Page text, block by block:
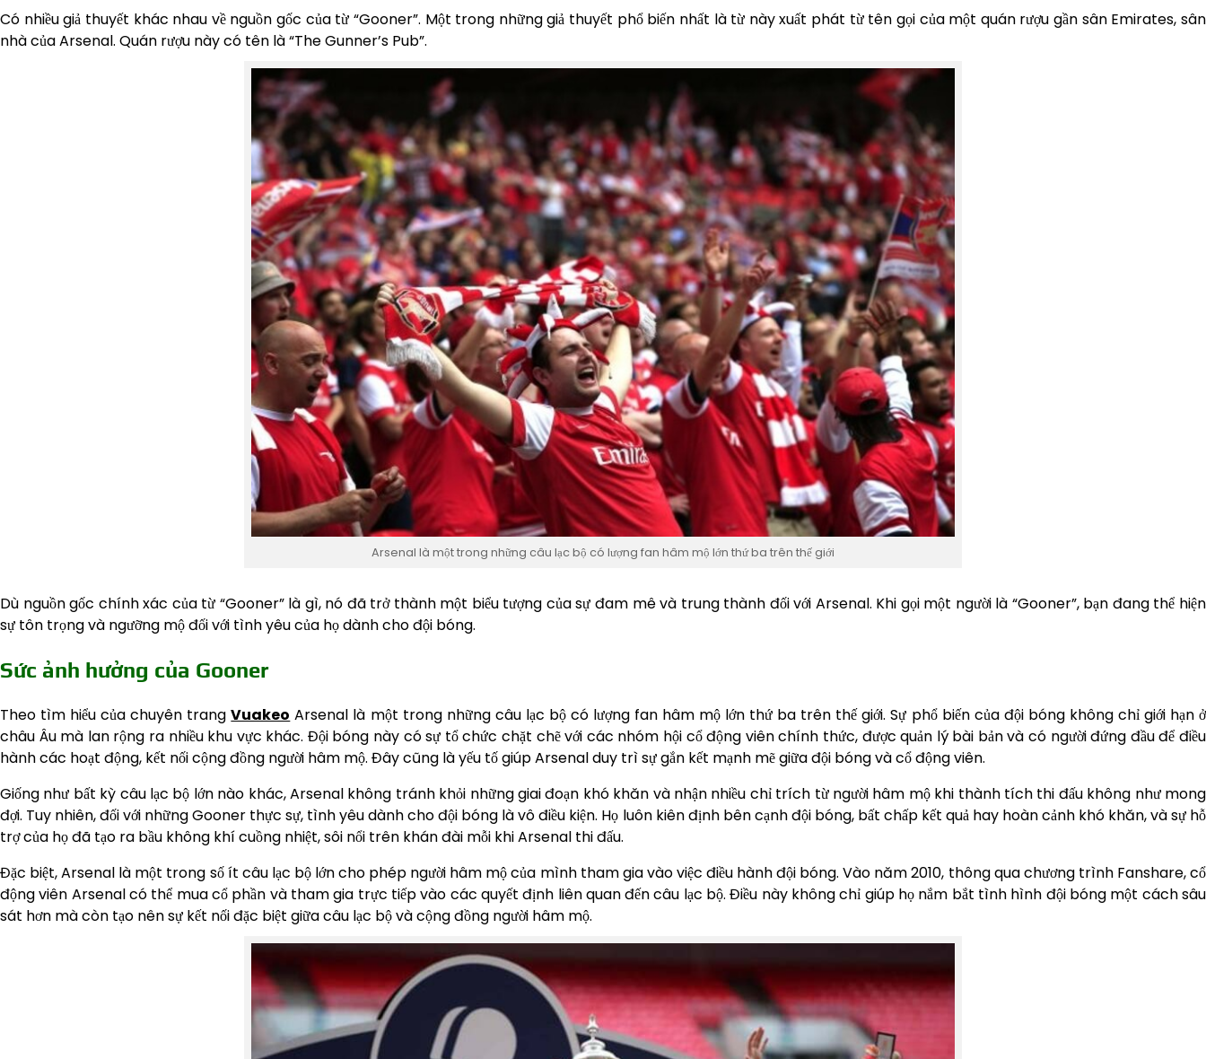
Có nhiều giả thuyết khác nhau về nguồn gốc của từ “Gooner”. Một trong những giả thuyết phổ biến nhất là từ này xuất phát từ tên gọi của một quán rượu gần sân Emirates, sân
nhà của Arsenal. Quán rượu này có tên là “The Gunner’s Pub”.
Arsenal là một trong những câu lạc bộ có lượng fan hâm mộ lớn thứ ba trên thế giới
Dù nguồn gốc chính xác của từ “Gooner” là gì, nó đã trở thành một biểu tượng của sự đam mê và trung thành đối với Arsenal. Khi gọi một người là “Gooner”, bạn đang thể hiện
sự tôn trọng và ngưỡng mộ đối với tình yêu của họ dành cho đội bóng.
Sức ảnh hưởng của Gooner
Theo tìm hiểu của chuyên trangVuakeo Arsenal là một trong những câu lạc bộ có lượng fan hâm mộ lớn thứ ba trên thế giới. Sự phổ biến của đội bóng không chỉ giới hạn ở
châu Âu mà lan rộng ra nhiều khu vực khác. Đội bóng này có sự tổ chức chặt chẽ với các nhóm hội cổ động viên chính thức, được quản lý bài bản và có người đứng đầu để điều
hành các hoạt động, kết nối cộng đồng người hâm mộ. Đây cũng là yếu tố giúp Arsenal duy trì sự gắn kết mạnh mẽ giữa đội bóng và cổ động viên.
Giống như bất kỳ câu lạc bộ lớn nào khác, Arsenal không tránh khỏi những giai đoạn khó khăn và nhận nhiều chỉ trích từ người hâm mộ khi thành tích thi đấu không như mong
đợi. Tuy nhiên, đối với những Gooner thực sự, tình yêu dành cho đội bóng là vô điều kiện. Họ luôn kiên định bên cạnh đội bóng, bất chấp kết quả hay hoàn cảnh khó khăn, và sự hỗ
trợ của họ đã tạo ra bầu không khí cuồng nhiệt, sôi nổi trên khán đài mỗi khi Arsenal thi đấu.
Đặc biệt, Arsenal là một trong số ít câu lạc bộ lớn cho phép người hâm mộ của mình tham gia vào việc điều hành đội bóng. Vào năm 2010, thông qua chương trình Fanshare, cổ
động viên Arsenal có thể mua cổ phần và tham gia trực tiếp vào các quyết định liên quan đến câu lạc bộ. Điều này không chỉ giúp họ nắm bắt tình hình đội bóng một cách sâu
sát hơn mà còn tạo nên sự kết nối đặc biệt giữa câu lạc bộ và cộng đồng người hâm mộ.